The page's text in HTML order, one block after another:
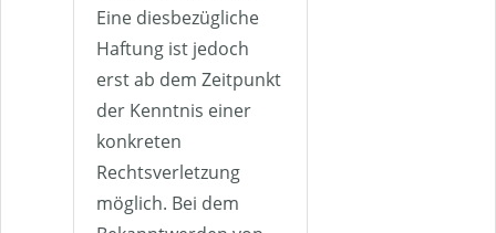
Eine diesbezügliche
Haftung ist jedoch
erst ab dem Zeitpunkt
der Kenntnis einer
konkreten
Rechtsverletzung
möglich. Bei dem